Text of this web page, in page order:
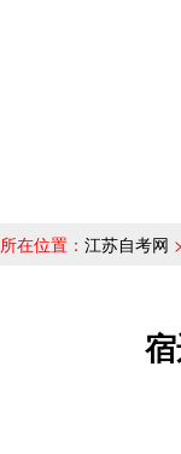
所在位置： 江苏自考网 >